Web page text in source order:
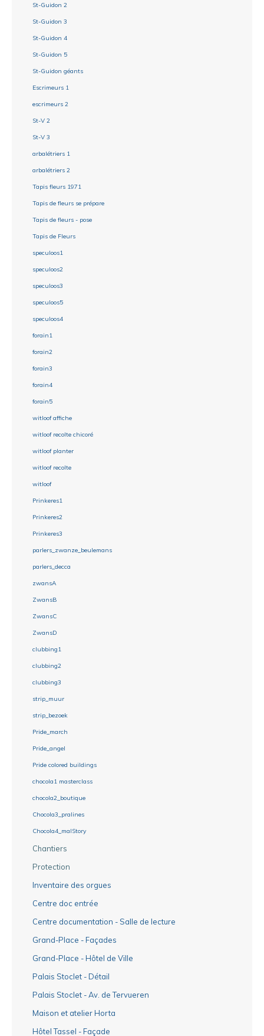
St-Guidon 2
St-Guidon 3
St-Guidon 4
St-Guidon 5
St-Guidon géants
Escrimeurs 1
escrimeurs 2
St-V 2
St-V 3
arbalétriers 1
arbalétriers 2
Tapis fleurs 1971
Tapis de fleurs se prépare
Tapis de fleurs - pose
Tapis de Fleurs
speculoos1
speculoos2
speculoos3
speculoos5
speculoos4
forain1
forain2
forain3
forain4
forain5
witloof affiche
witloof recolte chicoré
witloof planter
witloof recolte
witloof
Prinkeres1
Prinkeres2
Prinkeres3
parlers_zwanze_beulemans
parlers_decca
zwansA
ZwansB
ZwansC
ZwansD
clubbing1
clubbing2
clubbing3
strip_muur
strip_bezoek
Pride_march
Pride_angel
Pride colored buildings
chocola1 masterclass
chocola2_boutique
Chocola3_pralines
Chocola4_malStory
Chantiers
Protection
Inventaire des orgues
Centre doc entrée
Centre documentation - Salle de lecture
Grand-Place - Façades
Grand-Place - Hôtel de Ville
Palais Stoclet - Détail
Palais Stoclet - Av. de Tervueren
Maison et atelier Horta
Hôtel Tassel - Façade